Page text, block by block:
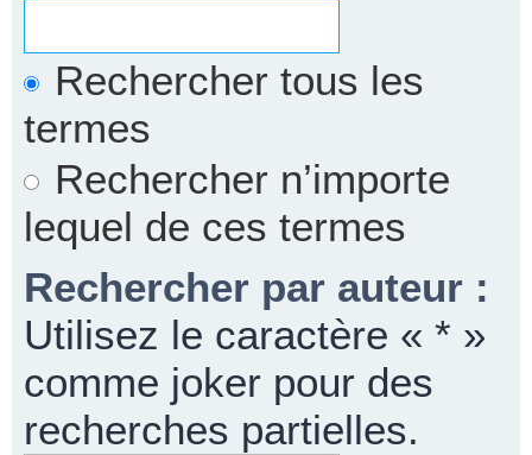
Rechercher tous les
termes
Rechercher n’importe
lequel de ces termes
Rechercher par auteur :
Utilisez le caractère « * »
comme joker pour des
recherches partielles.